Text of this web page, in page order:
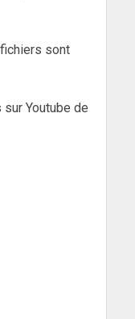
sont
Youtube de